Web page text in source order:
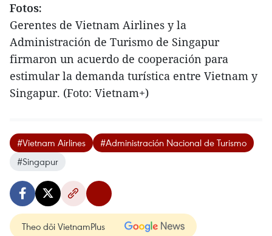
Fotos:
Gerentes de Vietnam Airlines y la
Administración de Turismo de Singapur
firmaron un acuerdo de cooperación para
estimular la demanda turística entre Vietnam y
Singapur. (Foto: Vietnam+)
#Vietnam Airlines
#Administración Nacional de Turismo
#Singapur
Theo dõi VietnamPlus